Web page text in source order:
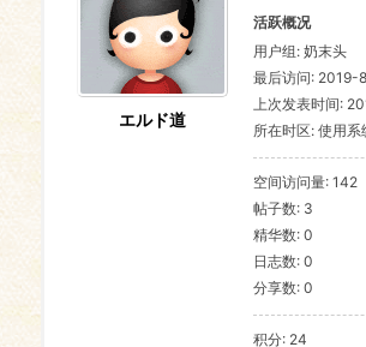
エルド道
活跃概况
用户组: 奶末头
最后访问: 2019-
上次发表时间:
所在时区: 使用系
空间访问量: 142
帖子数: 3
精华数: 0
日志数: 0
分享数: 0
积分: 24